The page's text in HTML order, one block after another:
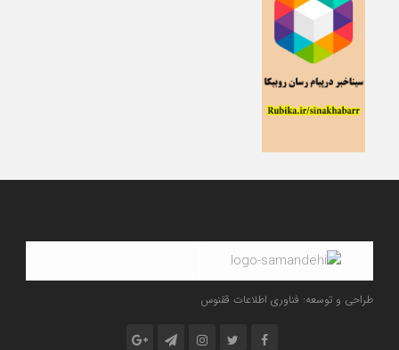
طراحی و توسعه: فناوری اطلاعات ققنوس